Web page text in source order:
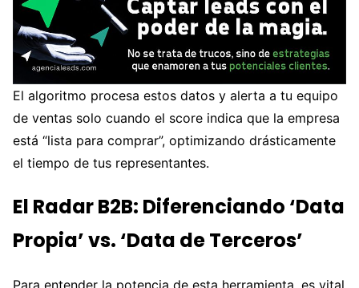
El algoritmo procesa estos datos y alerta a tu equipo
de ventas solo cuando el score indica que la empresa
está “lista para comprar”, optimizando drásticamente
el tiempo de tus representantes.
El Radar B2B: Diferenciando ‘Data
Propia’ vs. ‘Data de Terceros’
Para entender la potencia de esta herramienta, es vital